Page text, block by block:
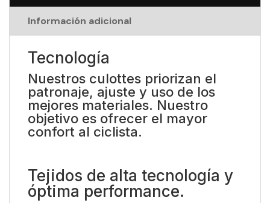
Información adicional
Tecnología
Nuestros culottes priorizan el
patronaje, ajuste y uso de los
mejores materiales. Nuestro
objetivo es ofrecer el mayor
confort al ciclista.
Tejidos de alta tecnología y
óptima performance.